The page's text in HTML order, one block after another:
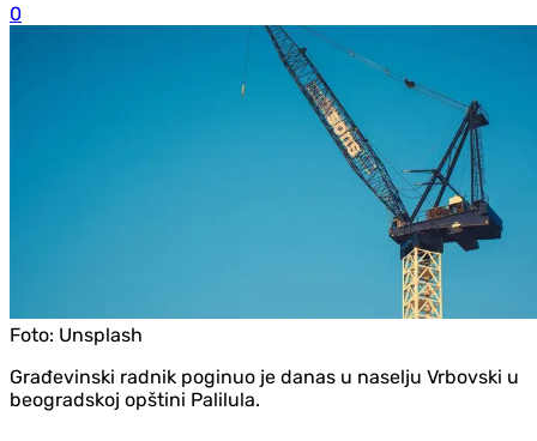
0
Foto: Unsplash
Građevinski radnik poginuo je danas u naselju Vrbovski u
beogradskoj opštini Palilula.